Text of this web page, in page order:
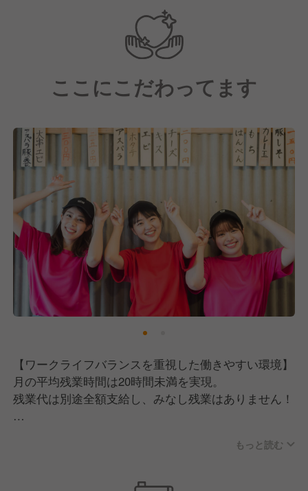
スタッフ同士で飲み会やイベントなども開催し、近隣
で働く社員同士の絆が生まれる空間！
そのため、新しい仲間をウェルカムムードで迎えてい
・コミュニケーションをとることが好きな方
・型にはまりたくない方
・仕事を通して夢を叶えたい方、自分の夢を見つけた
・アイデアを活かして働きたい方
ここにこだわってます
【ワークライフバランスを重視した働きやすい環境】
月の平均残業時間は20時間未満を実現。
残業代は別途全額支給し、みなし残業はありません！
期間働きたい」という方にはピッタリの職場です！
もっと読む